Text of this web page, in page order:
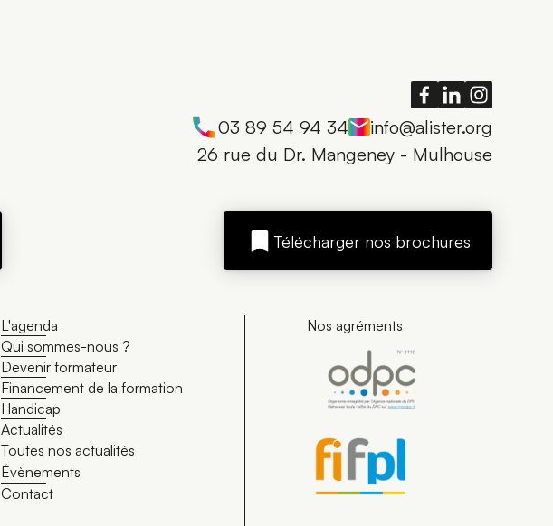
03 89 54 94 34
info@alister.org
26 rue du Dr. Mangeney - Mulhouse
Télécharger nos brochures
L'agenda
Qui sommes-nous ?
Devenir formateur
Financement de la formation
Handicap
Actualités
Toutes nos actualités
Évènements
Contact
Nos agréments